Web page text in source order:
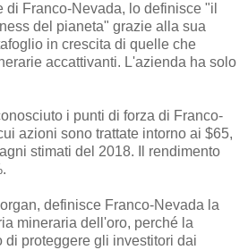
di Franco-Nevada, lo definisce "il
del pianeta" grazie alla sua
in crescita di quelle che
accattivanti. L'azienda ha solo
i punti di forza di Franco-
azioni sono trattate intorno ai $65,
stimati del 2018. Il rendimento
definisce Franco-Nevada la
mineraria dell'oro, perché la
di proteggere gli investitori dai